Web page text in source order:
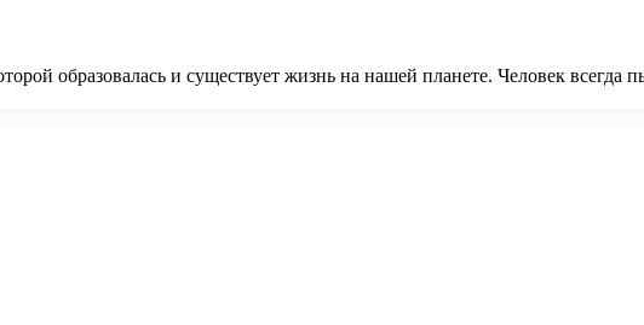
образовалась и существует жизнь на нашей планете. Человек всегда